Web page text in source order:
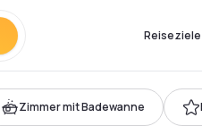
Reiseziele
Zimmer mit Badewanne